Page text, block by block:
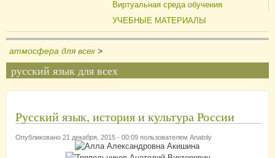
Виртуальная среда обучения
УЧЕБНЫЕ МАТЕРИАЛЫ
атмосфера для всех >
русский язык для всех
Русский язык, история и культура России
Опубликовано 21 декабря, 2015 - 00:09 пользователем Anatoly